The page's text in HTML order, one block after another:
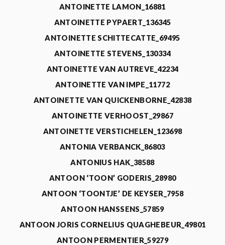
ANTOINETTE LAMON_16881
ANTOINETTE PYPAERT_136345
ANTOINETTE SCHITTECATTE_69495
ANTOINETTE STEVENS_130334
ANTOINETTE VAN AUTREVE_42234
ANTOINETTE VAN IMPE_11772
ANTOINETTE VAN QUICKENBORNE_42838
ANTOINETTE VERHOOST_29867
ANTOINETTE VERSTICHELEN_123698
ANTONIA VERBANCK_86803
ANTONIUS HAK_38588
ANTOON ‘TOON’ GODERIS_28980
ANTOON ‘TOONTJE’ DE KEYSER_7958
ANTOON HANSSENS_57859
ANTOON JORIS CORNELIUS QUAGHEBEUR_49801
ANTOON PERMENTIER_59279